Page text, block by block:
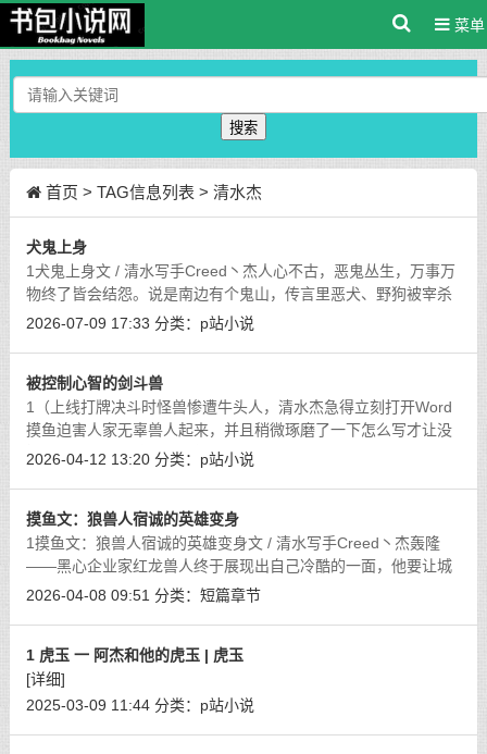
菜单
搜索
首页 > TAG信息列表 > 清水杰
犬鬼上身
1犬鬼上身文 / 清水写手Creed丶杰人心不古，恶鬼丛生，万事万
物终了皆会结怨。说是南边有个鬼山，传言里恶犬、野狗被宰杀
得多了，这些生灵就化作了怨灵，在山里徘徊，林子里刮着的风
2026-07-09 17:33 分类： p站小说
被控制心智的剑斗兽
1（上线打牌决斗时怪兽惨遭牛头人，清水杰急得立刻打开Word
摸鱼迫害人家无辜兽人起来，并且稍微琢磨了一下怎么写才让没
接触过游戏王的读者都看得懂……嗯……）被控制心智的剑斗兽
2026-04-12 13:20 分类： p站小说
摸鱼文：狼兽人宿诚的英雄变身
1摸鱼文：狼兽人宿诚的英雄变身文 / 清水写手Creed丶杰轰隆
——黑心企业家红龙兽人终于展现出自己冷酷的一面，他要让城
市陷入自己阴谋催生的动荡之中。城市中央的大楼发生剧烈的爆
2026-04-08 09:51 分类： 短篇章节
1 虎玉 一 阿杰和他的虎玉 | 虎玉
[详细]
2025-03-09 11:44 分类： p站小说